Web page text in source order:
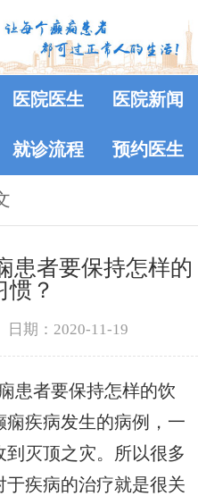
医院医生 医院新闻
就诊流程 预约医生
患者要保持怎样的
惯？
日期：2020-11-19
者要保持怎样的饮
疾病发生的病例，一
到灭顶之灾。所以很多
疾病的治疗就是很关